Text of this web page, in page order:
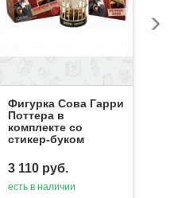
Фигурка Сова Гарри
Поттера в
комплекте со
стикер-буком
3 110 руб.
есть в наличии